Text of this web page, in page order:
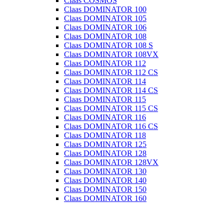
Claas DOMINATOR 100
Claas DOMINATOR 105
Claas DOMINATOR 106
Claas DOMINATOR 108
Claas DOMINATOR 108 S
Claas DOMINATOR 108VX
Claas DOMINATOR 112
Claas DOMINATOR 112 CS
Claas DOMINATOR 114
Claas DOMINATOR 114 CS
Claas DOMINATOR 115
Claas DOMINATOR 115 CS
Claas DOMINATOR 116
Claas DOMINATOR 116 CS
Claas DOMINATOR 118
Claas DOMINATOR 125
Claas DOMINATOR 128
Claas DOMINATOR 128VX
Claas DOMINATOR 130
Claas DOMINATOR 140
Claas DOMINATOR 150
Claas DOMINATOR 160